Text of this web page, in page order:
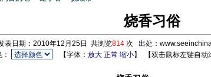
烧香习俗
表日期：2010年12月25日 共浏览814 次 出处：
【字体： 放大 正常 缩小】 【双击鼠标左键自